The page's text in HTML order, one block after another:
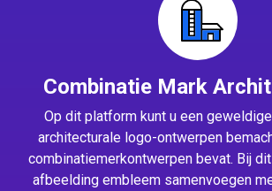
Combinatie Mark
Op dit platform kunt u een
architecturale logo-ontwerpen
combinatiemerkontwerpen bevat. Bij
afbeelding embleem samenvoegen